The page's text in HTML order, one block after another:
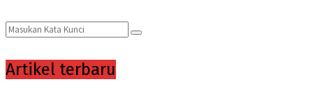
Search
for:
Search
Artikel terbaru